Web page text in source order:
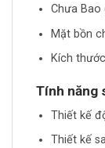
Chưa Bao
Mặt bồn
Kích
Tính năng
Thiết kế
Thiết kế